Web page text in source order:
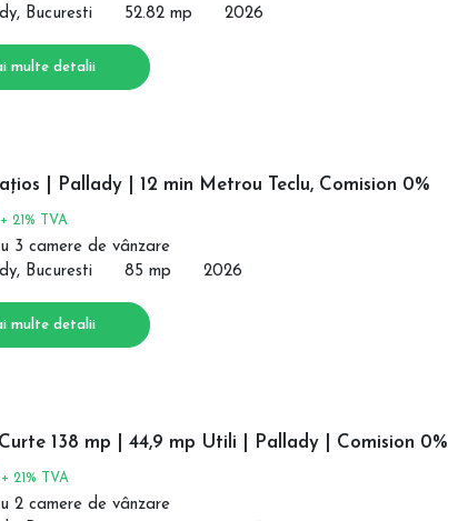
Bucuresti
52.82 mp 2026
multe detalii
| Pallady | 12 min Metrou Teclu, Comision 0%
+ 21% TVA
3 camere de vânzare
Bucuresti
85 mp 2026
multe detalii
138 mp | 44,9 mp Utili | Pallady | Comision 0%
+ 21% TVA
2 camere de vânzare